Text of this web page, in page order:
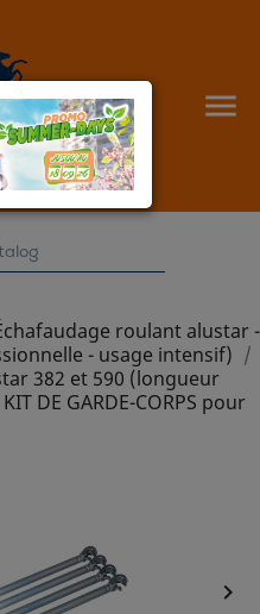

roulant alustar -
- usage intensif)
382 et 590 (longueur
KIT DE GARDE-CORPS pour
